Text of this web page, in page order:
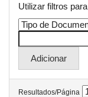
Utilizar filtros
Resultados/Página